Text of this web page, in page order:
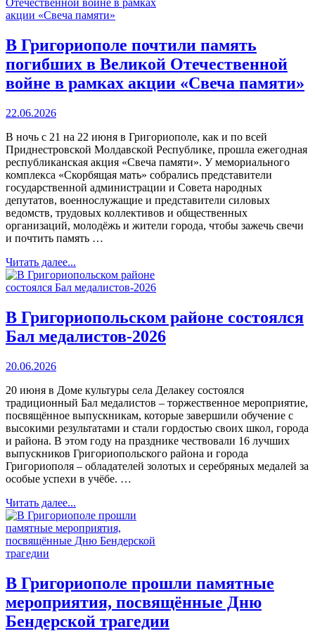
В Григориополе почтили память
погибших в Великой Отечественной
войне в рамках акции «Свеча памяти»
22.06.2026
В ночь с 21 на 22 июня в Григориополе, как и по всей
Приднестровской Молдавской Республике, прошла ежегодная
республиканская акция «Свеча памяти». У мемориального
комплекса «Скорбящая мать» собрались представители
государственной администрации и Совета народных
депутатов, военнослужащие и представители силовых
ведомств, трудовых коллективов и общественных
организаций, молодёжь и жители города, чтобы зажечь свечи
и почтить память …
Читать далее...
В Григориопольском районе состоялся
Бал медалистов-2026
20.06.2026
20 июня в Доме культуры села Делакеу состоялся
традиционный Бал медалистов – торжественное мероприятие,
посвящённое выпускникам, которые завершили обучение с
высокими результатами и стали гордостью своих школ, города
и района. В этом году на празднике чествовали 16 лучших
выпускников Григориопольского района и города
Григориополя – обладателей золотых и серебряных медалей за
особые успехи в учёбе. …
Читать далее...
В Григориополе прошли памятные
мероприятия, посвящённые Дню
Бендерской трагедии